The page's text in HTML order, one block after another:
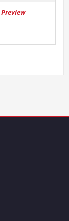
Preview